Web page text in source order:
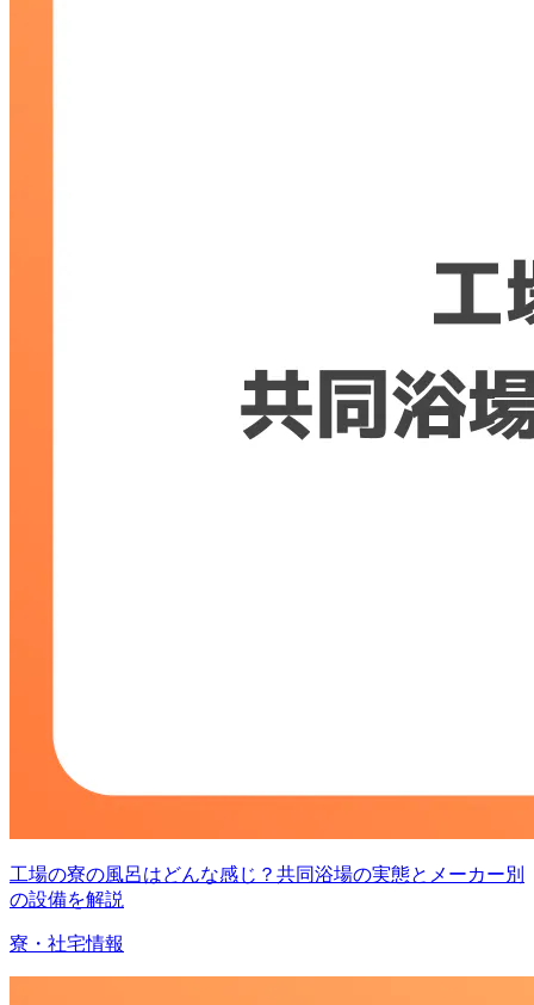
工場の寮の風呂はどんな感じ？共同浴場の実態とメーカー別
の設備を解説
寮・社宅情報